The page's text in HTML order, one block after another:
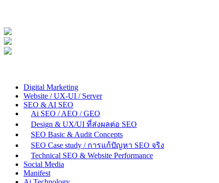
Digital Marketing
Website / UX-UI / Server
SEO & AI SEO
Ai SEO / AEO / GEO
Design & UX/UI ที่ส่งผลต่อ SEO
SEO Basic & Audit Concepts
SEO Case study / การแก้ปัญหา SEO จริง
Technical SEO & Website Performance
Social Media
Manifest